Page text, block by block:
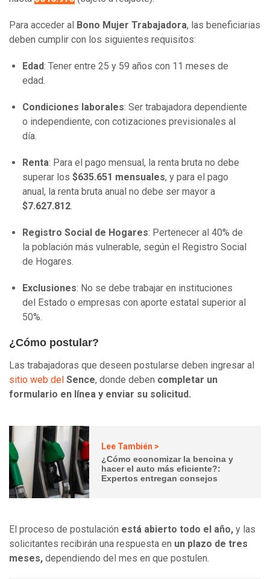
Para acceder al Bono Mujer Trabajadora, las beneficiarias
deben cumplir con los siguientes requisitos:
Edad: Tener entre 25 y 59 años con 11 meses de
edad.
Condiciones laborales: Ser trabajadora dependiente
o independiente, con cotizaciones previsionales al
día.
Renta: Para el pago mensual, la renta bruta no debe
superar los $635.651 mensuales, y para el pago
anual, la renta bruta anual no debe ser mayor a
$7.627.812.
Registro Social de Hogares: Pertenecer al 40% de
la población más vulnerable, según el Registro Social
de Hogares.
Exclusiones: No se debe trabajar en instituciones
del Estado o empresas con aporte estatal superior al
50%.
¿Cómo postular?
Las trabajadoras que deseen postularse deben ingresar al
sitio web del Sence, donde deben completar un
formulario en línea y enviar su solicitud.
Lee También >
¿Cómo economizar la bencina y
hacer el auto más eficiente?:
Expertos entregan consejos
El proceso de postulación está abierto todo el año, y las
solicitantes recibirán una respuesta en un plazo de tres
meses, dependiendo del mes en que postulen.